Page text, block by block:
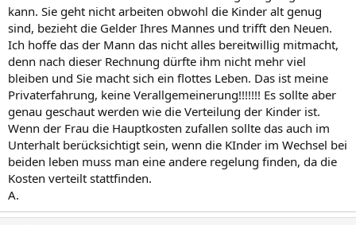
kann. Sie geht nicht arbeiten obwohl die Kinder alt genug
sind, bezieht die Gelder Ihres Mannes und trifft den Neuen.
Ich hoffe das der Mann das nicht alles bereitwillig mitmacht,
denn nach dieser Rechnung dürfte ihm nicht mehr viel
bleiben und Sie macht sich ein flottes Leben. Das ist meine
Privaterfahrung, keine Verallgemeinerung!!!!!!! Es sollte aber
genau geschaut werden wie die Verteilung der Kinder ist.
Wenn der Frau die Hauptkosten zufallen sollte das auch im
Unterhalt berücksichtigt sein, wenn die KInder im Wechsel bei
beiden leben muss man eine andere regelung finden, da die
Kosten verteilt stattfinden.
A.